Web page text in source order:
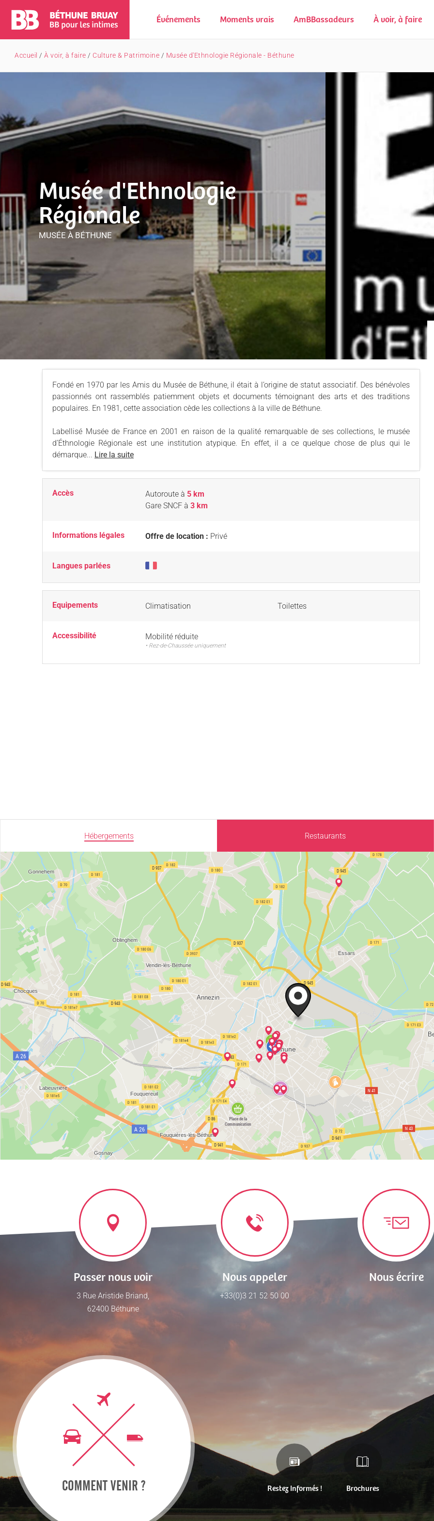
Événements Moments vrais AmBBassadeurs À voir, à faire
Accueil / À voir, à faire / Culture & Patrimoine / Musée d'Ethnologie Régionale - Béthune
Musée d'Ethnologie
Régionale
MUSÉE À BÉTHUNE
Fondé en 1970 par les Amis du Musée de Béthune, il était à l’origine de statut associatif. Des bénévoles
passionnés ont rassemblés patiemment objets et documents témoignant des arts et des traditions
populaires. En 1981, cette association cède les collections à la ville de Béthune.
Labellisé Musée de France en 2001 en raison de la qualité remarquable de ses collections, le musée
d’Éthnologie Régionale est une institution atypique. En effet, il a ce quelque chose de plus qui le
démarque... Lire la suite
Accès Autoroute à 5 km
Gare SNCF à 3 km
Informations légales Offre de location : Privé
Langues parlées
Equipements Climatisation Toilettes
Accessibilité Mobilité réduite
• Rez-de-Chaussée uniquement
Hébergements Restaurants
Passer nous voir
3 Rue Aristide Briand,
62400 Béthune
Nous appeler
+33(0)3 21 52 50 00
Nous écrire
COMMENT VENIR ? Restez Informés ! Brochures